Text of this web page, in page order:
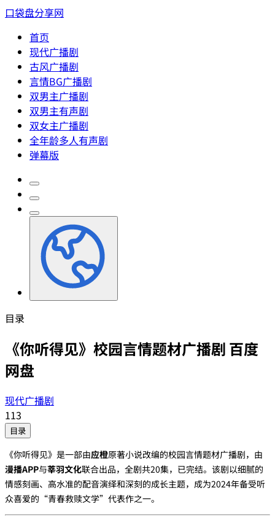
口袋盘分享网
首页
现代广播剧
古风广播剧
言情BG广播剧
双男主广播剧
双男主有声剧
双女主广播剧
全年龄多人有声剧
弹幕版
目录
《你听得见》校园言情题材广播剧 百度
网盘
现代广播剧
113
目录
《你听得见》是一部由‌应橙‌原著小说改编的校园言情题材广播剧，由‌
漫播APP‌与‌莘羽文化‌联合出品，全剧共20集，已完结。该剧以细腻的
情感刻画、高水准的配音演绎和深刻的成长主题，成为2024年备受听
众喜爱的“青春救赎文学”代表作之一。